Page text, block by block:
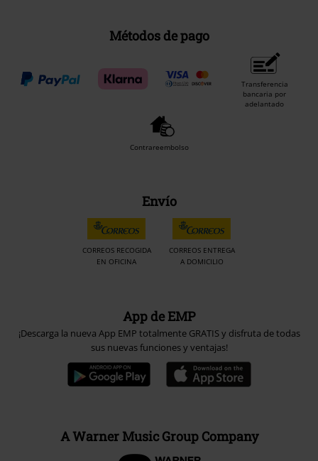
Métodos de pago
Transferencia
bancaria por
adelantado
Contrareembolso
Envío
CORREOS RECOGIDA
EN OFICINA
CORREOS ENTREGA
A DOMICILIO
App de EMP
¡Descarga la nueva App EMP totalmente GRATIS y disfruta de todas
sus nuevas funciones y ventajas!
A Warner Music Group Company